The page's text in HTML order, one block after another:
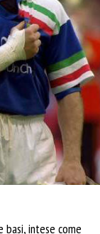
intese come